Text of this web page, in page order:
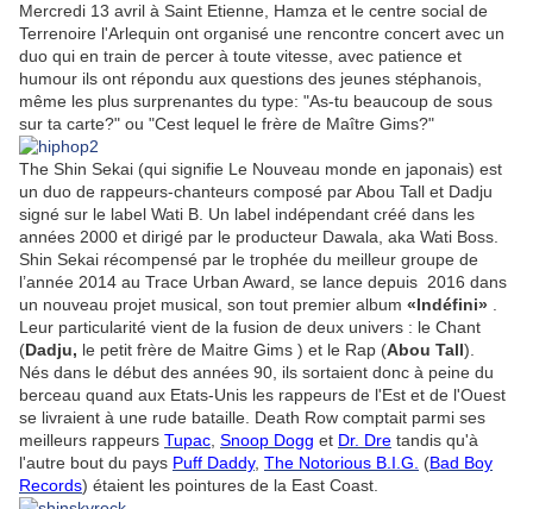
Mercredi 13 avril à Saint Etienne, Hamza et le centre social de
Terrenoire l'Arlequin ont organisé une rencontre concert avec un
duo qui en train de percer à toute vitesse, avec patience et
humour ils ont répondu aux questions des jeunes stéphanois,
même les plus surprenantes du type: "As-tu beaucoup de sous
sur ta carte?" ou "Cest lequel le frère de Maître Gims?"
The Shin Sekai (qui signifie Le Nouveau monde en japonais) est
un duo de rappeurs-chanteurs composé par Abou Tall et Dadju
signé sur le label Wati B. Un label indépendant créé dans les
années 2000 et dirigé par le producteur Dawala, aka Wati Boss.
Shin Sekai récompensé par le trophée du meilleur groupe de
l’année 2014 au Trace Urban Award, se lance depuis 2016 dans
un nouveau projet musical, son tout premier album «Indéfini»
Leur particularité vient de la fusion de deux univers : le Chant
(Dadju, le petit frère de Maitre Gims ) et le Rap (Abou Tall).
Nés dans le début des années 90, ils sortaient donc à peine du
berceau quand aux Etats-Unis les rappeurs de l'Est et de l'Ouest
se livraient à une rude bataille. Death Row comptait parmi ses
meilleurs rappeurs Tupac Snoop Dogg et Dr. Dre tandis qu'à
l'autre bout du pays Puff Daddy, The Notorious B.I.G. (Bad Boy
Records) étaient les pointures de la East Coast.